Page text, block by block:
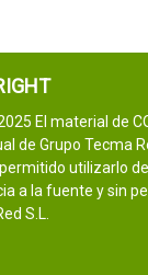
El material de
de Grupo Tecma
utilizarlo
a la fuente y sin
S.L.